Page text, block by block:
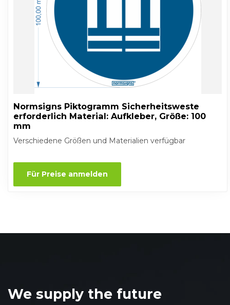
Normsigns Piktogramm Sicherheitsweste
erforderlich Material: Aufkleber, Größe: 100
mm
Verschiedene Größen und Materialien verfügbar
Für Preise anmelden
We supply the future